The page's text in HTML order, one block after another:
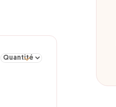
Sélectionner la quantité pour e-billet